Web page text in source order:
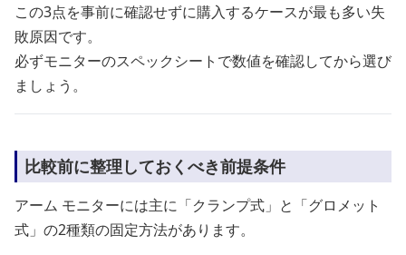
この3点を事前に確認せずに購入するケースが最も多い失
敗原因です。
必ずモニターのスペックシートで数値を確認してから選び
ましょう。
比較前に整理しておくべき前提条件
アーム モニターには主に「クランプ式」と「グロメット
式」の2種類の固定方法があります。